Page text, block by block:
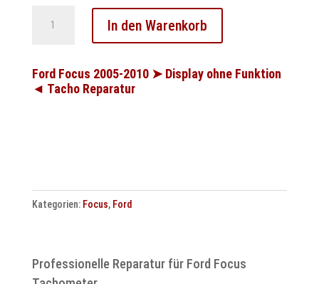
Ka
Streetka
Menge
In den Warenkorb
Ford Focus 2005-2010 ➤ Display ohne Funktion
◄ Tacho Reparatur
Kategorien: Focus, Ford
Professionelle Reparatur für Ford Focus